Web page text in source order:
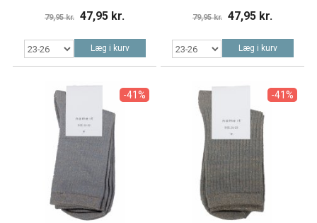
79,95 kr. 47,95 kr.
Læg i kurv
79,95 kr. 47,95 kr.
Læg i kurv
-41% -41%